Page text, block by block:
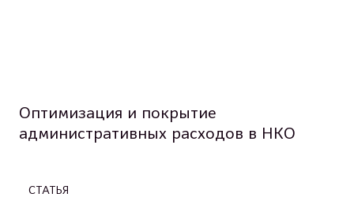
Оптимизация и покрытие
административных расходов в НКО
СТАТЬЯ